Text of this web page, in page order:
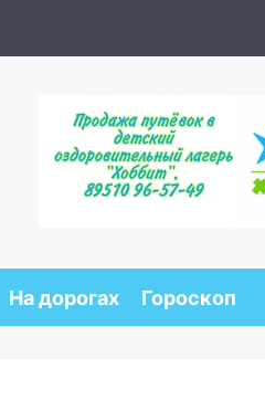
На дорогах Гороскоп